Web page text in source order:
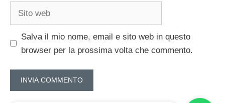
Salva il mio nome, email e sito web in questo
browser per la prossima volta che commento.